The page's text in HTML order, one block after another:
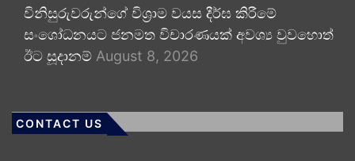
විනිසුරුවරුන්ගේ විශ්‍රාම වයස දීර්ඝ කිරීමේ
සංශෝධනයට ජනමත විචාරණයක් අවශ්‍ය වුවහොත්
ඊට සූදානම් August 8, 2026
CONTACT US